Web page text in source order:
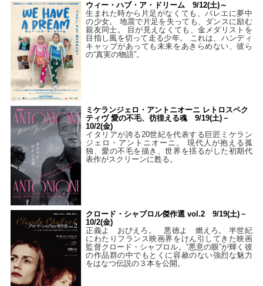
ウィー・ハブ・ア・ドリーム 9/12(土)～
生まれた時から片足がなくても、バレエに夢中
の少女。 地震で片足を失っても、ダンスに励む
親友同士。 目が見えなくても、金メダリストを
目指し風を切って走る少年。 これは、ハンディ
キャップがあっても未来をあきらめない、彼ら
の“真実の物語”。
ミケランジェロ・アントニオーニ レトロスペク
ティヴ 愛の不毛、彷徨える魂 9/19(土)－
10/2(金)
イタリアが誇る20世紀を代表する巨匠ミケラン
ジェロ・アントニオーニ。 現代人が抱える孤
独、愛の不毛を描き、世界を揺るがした初期代
表作がスクリーンに甦る。
クロード・シャブロル傑作選 vol.2 9/19(土)－
10/2(金)
正義よ おびえろ。 悪徳よ 燃えろ。 半世紀
にわたりフランス映画界をけん引してきた映画
監督クロード・シャブロル。“悪意の眼”が輝く彼
の作品群の中でもとくに容赦のない強烈な魅力
をはなつ伝説の３本を公開。